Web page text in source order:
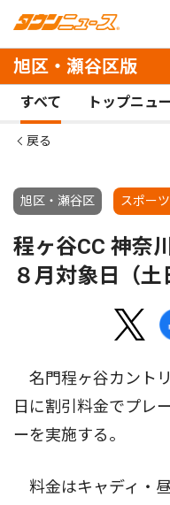
旭区・瀬谷区版
すべて トップニュ
戻る
旭区・瀬谷区 スポーツ
程ヶ谷CC 神奈
８月対象日（
名門程ヶ谷カント
日に割引料金でプレ
ーを実施する。
料金はキャディ・